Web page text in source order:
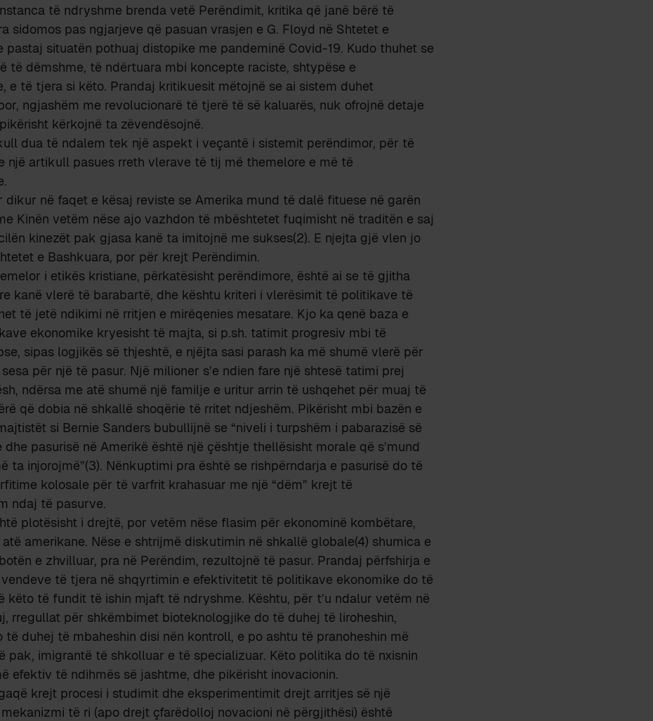
të ndryshme brenda vetë Perëndimit, kritika që janë bërë të
sidomos pas ngjarjeve që pasuan vrasjen e G. Floyd në Shtetet e
pastaj situatën pothuaj distopike me pandeminë Covid-19. Kudo thuhet se
të dëmshme, të ndërtuara mbi koncepte raciste, shtypëse e
e të tjera si këto. Prandaj kritikuesit mëtojnë se ai sistem duhet
ngjashëm me revolucionarë të tjerë të së kaluarës, nuk ofrojnë detaje
kërkojnë ta zëvendësojnë.
dua të ndalem tek një aspekt i veçantë i sistemit perëndimor, për të
një artikull pasues rreth vlerave të tij më themelore e më të
dikur në faqet e kësaj reviste se Amerika mund të dalë fituese në garën
Kinën vetëm nëse ajo vazhdon të mbështetet fuqimisht në traditën e saj
kinezët pak gjasa kanë ta imitojnë me sukses(2). E njejta gjë vlen jo
e Bashkuara, por për krejt Perëndimin.
i etikës kristiane, përkatësisht perëndimore, është ai se të gjitha
kanë vlerë të barabartë, dhe kështu kriteri i vlerësimit të politikave të
të jetë ndikimi në rritjen e mirëqenies mesatare. Kjo ka qenë baza e
ekonomike kryesisht të majta, si p.sh. tatimit progresiv mbi të
sipas logjikës së thjeshtë, e njëjta sasi parash ka më shumë vlerë për
për një të pasur. Një milioner s’e ndien fare një shtesë tatimi prej
ndërsa me atë shumë një familje e uritur arrin të ushqehet për muaj të
që dobia në shkallë shoqërie të rritet ndjeshëm. Pikërisht mbi bazën e
si Bernie Sanders bubullijnë se “niveli i turpshëm i pabarazisë së
dhe pasurisë në Amerikë është një çështje thellësisht morale që s’mund
ta injorojmë”(3). Nënkuptimi pra është se rishpërndarja e pasurisë do të
kolosale për të varfrit krahasuar me një “dëm” krejt të
ndaj të pasurve.
plotësisht i drejtë, por vetëm nëse flasim për ekonominë kombëtare,
amerikane. Nëse e shtrijmë diskutimin në shkallë globale(4) shumica e
e zhvilluar, pra në Perëndim, rezultojnë të pasur. Prandaj përfshirja e
të tjera në shqyrtimin e efektivitetit të politikave ekonomike do të
këto të fundit të ishin mjaft të ndryshme. Kështu, për t’u ndalur vetëm në
rregullat për shkëmbimet bioteknologjike do të duhej të liroheshin,
të duhej të mbaheshin disi nën kontroll, e po ashtu të pranoheshin më
pak, imigrantë të shkolluar e të specializuar. Këto politika do të nxisnin
efektiv të ndihmës së jashtme, dhe pikërisht inovacionin.
krejt procesi i studimit dhe eksperimentimit drejt arritjes së një
të ri (apo drejt çfarëdolloj novacioni në përgjithësi) është